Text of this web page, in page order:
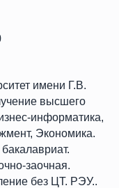
имени Г.В.
высшего
информатика,
Экономика.
заочная.
без ЦТ. РЭУ..